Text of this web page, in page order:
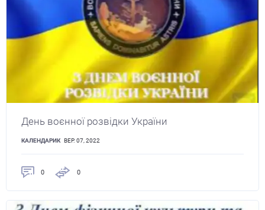
День воєнної розвідки України
КАЛЕНДАРИК ВЕР. 07, 2022
0 0